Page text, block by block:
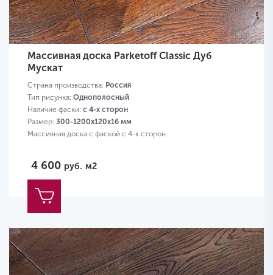
Массивная доска Parketoff Classic Дуб
Мускат
Страна производства: Россия
Тип рисунка: Однополосный
Наличие фаски: с 4-х сторон
Размер: 300-1200х120х16 мм
Массивная доска с фаской с 4-х сторон
4 600 руб. м2